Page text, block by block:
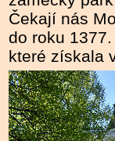
Čekají nás
do roku
které získala